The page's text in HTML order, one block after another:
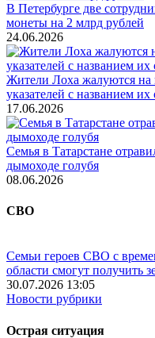
В Петербурге две
монеты на 2 млрд рублей
24.06.2026
Жители Лоха жалуются на
указателей с названием их
17.06.2026
Семья в Татарстане
дымоходе голубя
08.06.2026
СВО
Семьи героев СВО с
области смогут получить
30.07.2026 13:05
Новости рубрики
Острая ситуация